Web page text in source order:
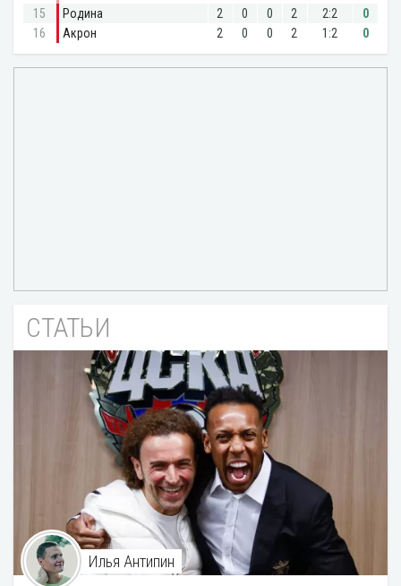
СТАТЬИ
Илья Антипин